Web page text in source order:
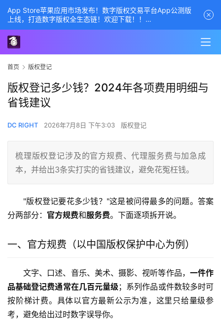
首页 版权登记
版权登记多少钱？2024年各项费用明细与
省钱建议
DC RIGHT 2026年7月8日 下午3:03 版权登记
梳理版权登记涉及的官方规费、代理服务费与加急成
本，并给出3条实打实的省钱建议，避免花冤枉钱。
"版权登记要花多少钱？"这是被问得最多的问题。答案
分两部分： 官方规费和服务费。下面逐项拆开说。
一、官方规费（以中国版权保护中心为例）
文字、口述、音乐、美术、摄影、视听等作品， 一件作
品基础登记费通常在几百元量级 ；系列作品或件数较多时可
按阶梯计费。具体以官方最新公示为准，这里只给量级参
考，避免给出过时数字误导你。
App Store苹果应用市场发布！数字版权交易平台App公测版
上线，打造数字版权全生态链！欢迎下载！！
商务经理联系方式——数字版权交易平台